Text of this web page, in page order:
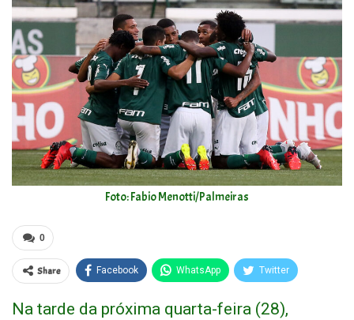
Foto: Fabio Menotti/Palmeiras
0
Share Facebook WhatsApp Twitter
Na tarde da próxima quarta-feira (28),